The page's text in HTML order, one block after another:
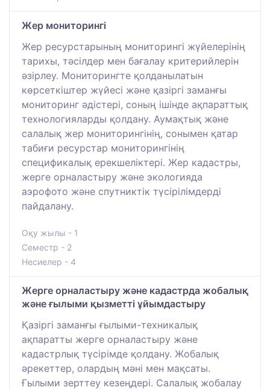
Жер мониторингі
Жер ресурстарының мониторингі жүйелерінің
тарихы, тәсілдер мен бағалау критерийлерін
әзірлеу. Мониторингте қолданылатын
көрсеткіштер жүйесі және қазіргі заманғы
мониторинг әдістері, соның ішінде ақпараттық
технологияларды қолдану. Аумақтық және
салалық жер мониторингінің, сонымен қатар
табиғи ресурстар мониторингінің
спецификалық ерекшеліктері. Жер кадастры,
жерге орналастыру және экологияда
аэрофото және спутниктік түсірілімдерді
пайдалану.
Оқу жылы - 1
Семестр - 2
Несиелер - 4
Жерге орналастыру және кадастрда жобалық
және ғылыми қызметті ұйымдастыру
Қазіргі заманғы ғылыми-техникалық
ақпаратты жерге орналастыру және
кадастрлық түсірімде қолдану. Жобалық
әрекеттер, олардың мәні мен мақсаты.
Ғылыми зерттеу кезеңдері. Салалық жобалау